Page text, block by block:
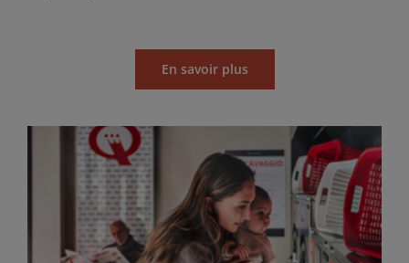
En savoir plus